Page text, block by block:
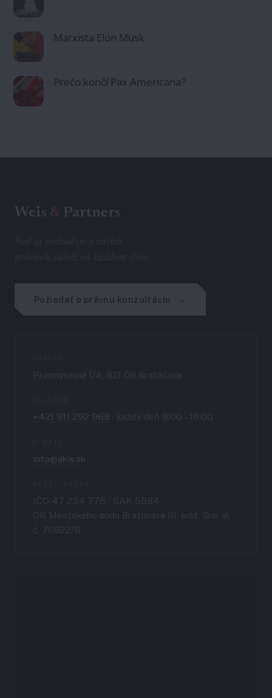
Marxista Elon Musk
Prečo končí Pax Americana?
Weis Partners
Požiadať o právnu konzultáciu
+421 911 292 968
info@akw.sk